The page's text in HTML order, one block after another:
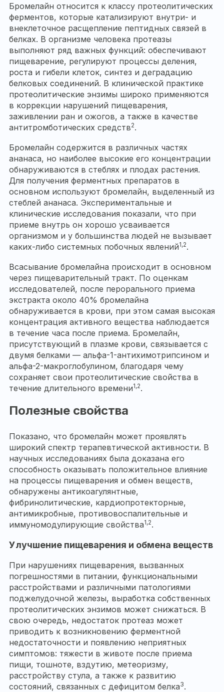
Бромелайн относится к классу протеолитических
ферментов, которые катализируют внутри- и
внеклеточное расщепление пептидных связей в
белках. В организме человека протеазы
выполняют ряд важных функций: обеспечивают
пищеварение, регулируют процессы деления,
роста и гибели клеток, синтез и деградацию
белковых соединений. В клинической практике
протеолитические энзимы широко применяются
в коррекции нарушений пищеварения,
заживлении ран и ожогов, а также в качестве
антитромботических средств2.
Бромелайн содержится в различных частях
ананаса, но наиболее высокие его концентрации
обнаруживаются в стеблях и плодах растения.
Для получения ферментных препаратов в
основном используют бромелайн, выделенный из
стеблей ананаса. Экспериментальные и
клинические исследования показали, что при
приеме внутрь он хорошо усваивается
организмом и у большинства людей не вызывает
каких-либо системных побочных явлений1,2.
Всасывание бромелайна происходит в основном
через пищеварительный тракт. По оценкам
исследователей, после перорального приема
экстракта около 40% бромелайна
обнаруживается в крови, при этом самая высокая
концентрация активного вещества наблюдается
в течение часа после приема. Бромелайн,
присутствующий в плазме крови, связывается с
двумя белками — альфа-1-антихимотрипсином и
альфа-2-макроглобулином, благодаря чему
сохраняет свои протеолитические свойства в
течение длительного времени1,2.
Полезные свойства
Показано, что бромелайн может проявлять
широкий спектр терапевтической активности. В
научных исследованиях была доказана его
способность оказывать положительное влияние
на процессы пищеварения и обмен веществ,
обнаружены антикоагулянтные,
фибринолитические, кардиопротекторные,
антимикробные, противовоспалительные и
иммуномодулирующие свойства1,2.
Улучшение пищеварения и обмена веществ
При нарушениях пищеварения, вызванных
погрешностями в питании, функциональными
расстройствами и различными патологиями
поджелудочной железы, выработка собственных
протеолитических энзимов может снижаться. В
свою очередь, недостаток протеаз может
приводить к возникновению ферментной
недостаточности и появлению неприятных
симптомов: тяжести в животе после приема
пищи, тошноте, вздутию, метеоризму,
расстройству стула, а также к развитию
состояний, связанных с дефицитом белка3.